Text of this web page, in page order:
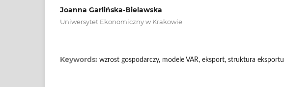
Joanna Garlińska-Bielawska
Uniwersytet Ekonomiczny w Krakowie
Keywords: wzrost gospodarczy, modele VAR, eksport, struktura eksportu